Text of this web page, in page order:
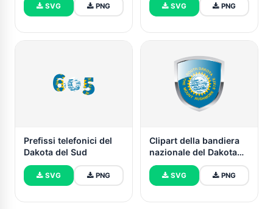
SVG PNG SVG PNG
Prefissi telefonici del
Dakota del Sud
SVG PNG
Clipart della bandiera
nazionale del Dakota
del Sud
SVG PNG